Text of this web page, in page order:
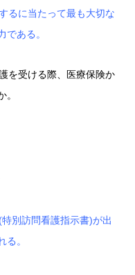
に当たって最も大切な
ある。
を受ける際、医療保険か
。
別訪問看護指示書)が出
る。